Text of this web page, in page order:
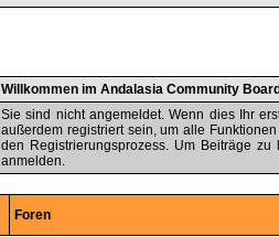
Willkommen im Andalasia Community Board
Sie sind nicht angemeldet. Wenn dies Ihr
außerdem registriert sein, um alle
den Registrierungsprozess. Um Beiträge
anmelden.
Foren